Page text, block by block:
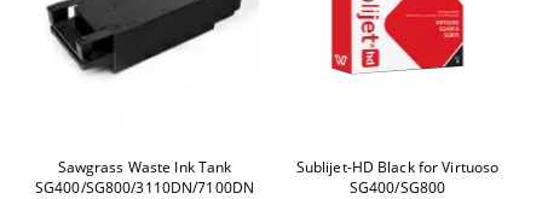
Sawgrass Waste Ink Tank
SG400/SG800/3110DN/7100DN
Sublijet-HD Black for Virtuoso
SG400/SG800